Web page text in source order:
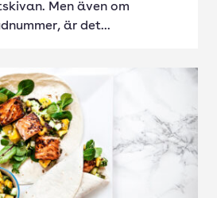
Men även om
är det...